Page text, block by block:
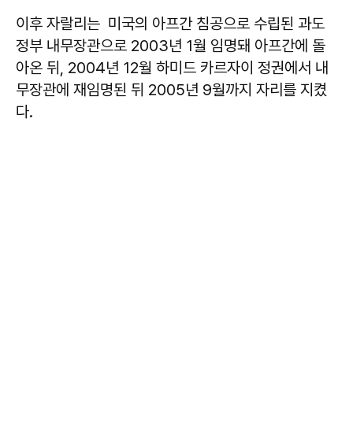
이후 자랄리는 미국의 아프간 침공으로 수립된 과도
정부 내무장관으로 2003년 1월 임명돼 아프간에 돌
아온 뒤, 2004년 12월 하미드 카르자이 정권에서 내
무장관에 재임명된 뒤 2005년 9월까지 자리를 지켰
다.